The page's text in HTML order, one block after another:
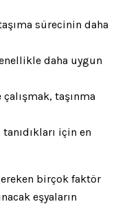
sürecinin daha
daha uygun
taşınma
için en
birçok faktör
eşyaların